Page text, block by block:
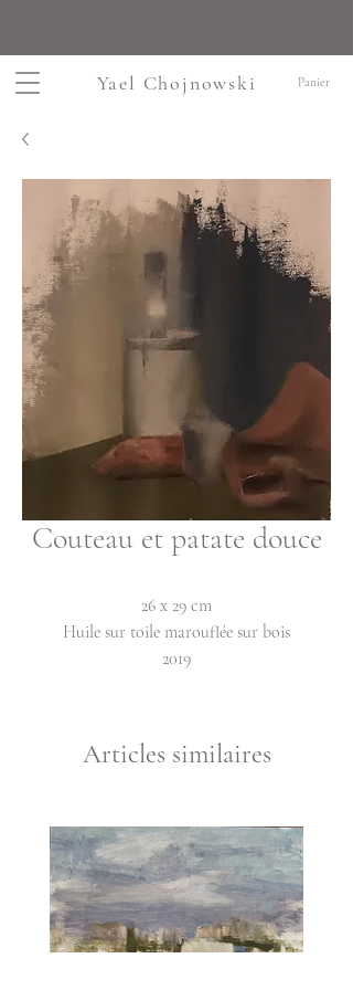
Yael Chojnowski Panier
Couteau et patate douce
26 x 29 cm
Huile sur toile marouflée sur bois
2019
Articles similaires